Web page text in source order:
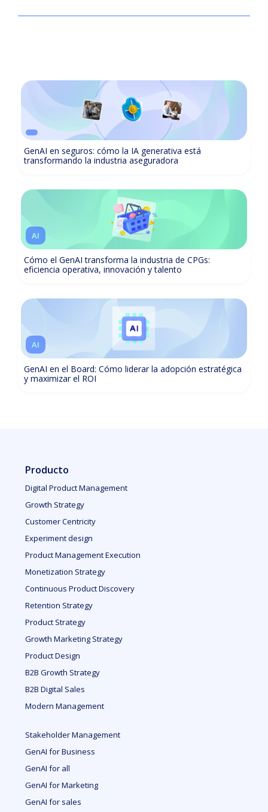
GenAI en seguros: cómo la IA generativa está
transformando la industria aseguradora
AI
Cómo el GenAI transforma la industria de CPGs:
eficiencia operativa, innovación y talento
AI
GenAI en el Board: Cómo liderar la adopción estratégica
y maximizar el ROI
Producto
Digital Product Management
Growth Strategy
Customer Centricity
Experiment design
Product Management Execution
Monetization Strategy
Continuous Product Discovery
Retention Strategy
Product Strategy
Growth Marketing Strategy
Product Design
B2B Growth Strategy
B2B Digital Sales
Modern Management
Stakeholder Management
GenAI for Business
GenAI for all
GenAI for Marketing
GenAI for sales